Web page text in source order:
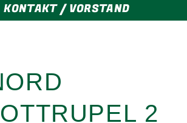
KONTAKT / VORSTAND
2